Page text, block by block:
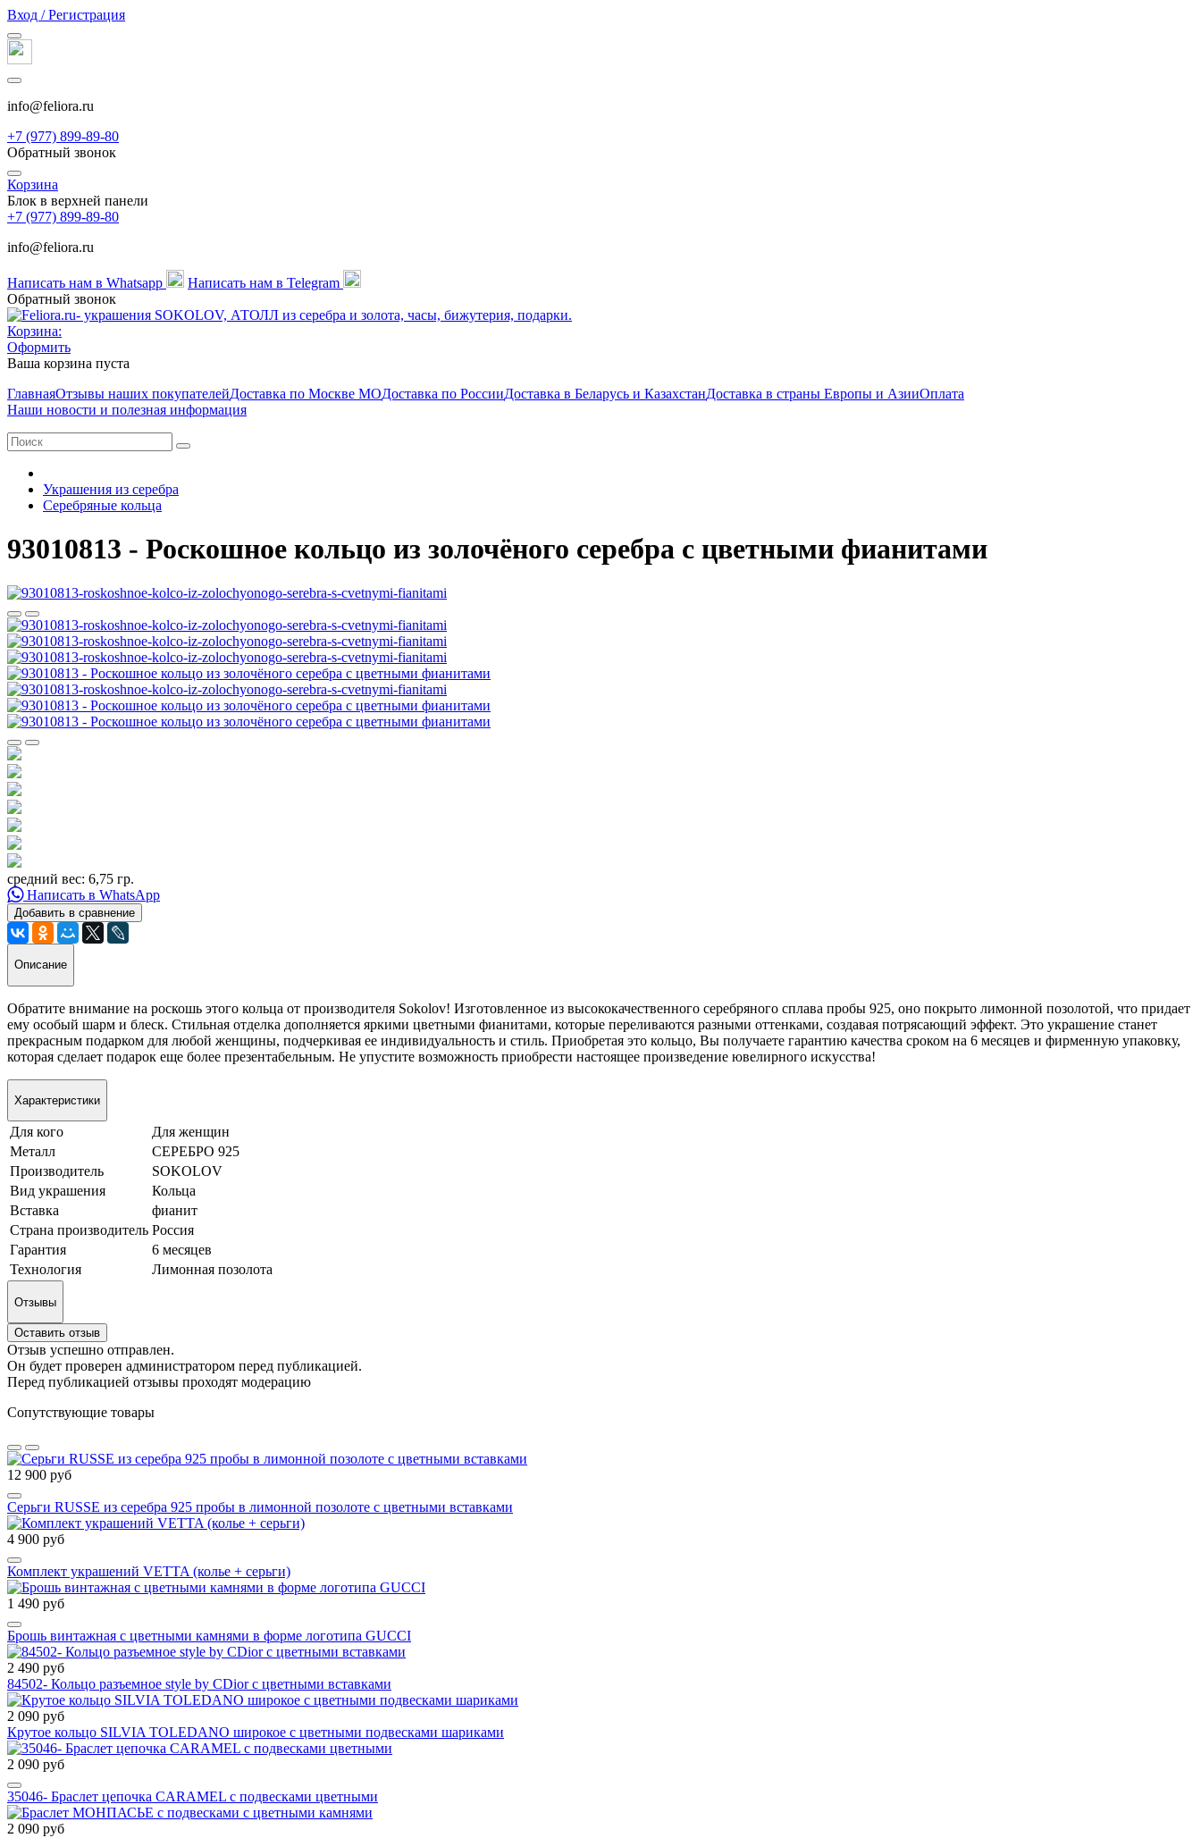
Вход / Регистрация
info@feliora.ru
+7 (977) 899-89-80
Обратный звонок
Корзина
Блок в верхней панели
+7 (977) 899-89-80
info@feliora.ru
Написать нам в Whatsapp
Написать нам в Telegram
Обратный звонок
Корзина:
Оформить
Ваша корзина пуста
ГлавнаяОтзывы наших покупателейДоставка по Москве МОДоставка по РоссииДоставка в Беларусь и КазахстанДоставка в страны Европы и АзииОплата
Наши новости и полезная информация
Украшения из серебра
Серебряные кольца
93010813 - Роскошное кольцо из золочёного серебра с цветными фианитами
средний вес: 6,75 гр.
Написать в WhatsApp
Добавить в сравнение
Описание
Обратите внимание на роскошь этого кольца от производителя Sokolov! Изготовленное из высококачественного серебряного сплава пробы 925, оно покрыто лимонной позолотой, что придает
ему особый шарм и блеск. Стильная отделка дополняется яркими цветными фианитами, которые переливаются разными оттенками, создавая потрясающий эффект. Это украшение станет
прекрасным подарком для любой женщины, подчеркивая ее индивидуальность и стиль. Приобретая это кольцо, Вы получаете гарантию качества сроком на 6 месяцев и фирменную упаковку,
которая сделает подарок еще более презентабельным. Не упустите возможность приобрести настоящее произведение ювелирного искусства!
Характеристики
Для кого
Для женщин
Металл
СЕРЕБРО 925
Производитель
SOKOLOV
Вид украшения
Кольца
Вставка
фианит
Страна производитель Россия
Гарантия
6 месяцев
Технология
Лимонная позолота
Отзывы
Оставить отзыв
Отзыв успешно отправлен.
Он будет проверен администратором перед публикацией.
Перед публикацией отзывы проходят модерацию
Сопутствующие товары
12 900 руб
Серьги RUSSE из серебра 925 пробы в лимонной позолоте с цветными вставками
4 900 руб
Комплект украшений VETTA (колье + серьги)
1 490 руб
Брошь винтажная с цветными камнями в форме логотипа GUCCI
2 490 руб
84502- Кольцо разъемное style by CDior с цветными вставками
2 090 руб
Крутое кольцо SILVIA TOLEDANO широкое с цветными подвесками шариками
2 090 руб
35046- Браслет цепочка CARAMEL с подвесками цветными
2 090 руб